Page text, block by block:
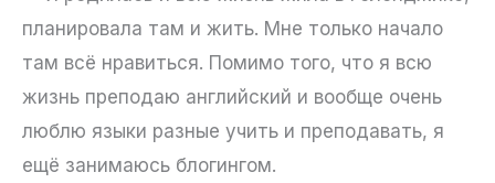
планировала там и жить. Мне только начало
там всё нравиться. Помимо того, что я всю
жизнь преподаю английский и вообще очень
люблю языки разные учить и преподавать, я
ещё занимаюсь блогингом.